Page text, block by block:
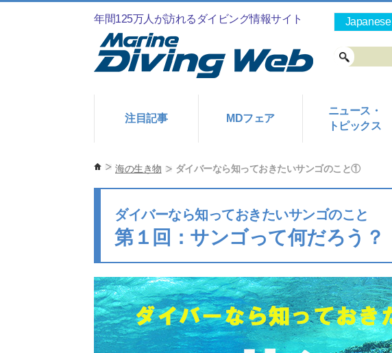
年間125万人が訪れるダイビング情報サイト
注目記事 MDフェア
ニュース・
トピックス
Japanese
海の生き物 ダイバーなら知っておきたいサンゴのこと①
ダイバーなら知っておきたいサンゴのこと
第１回：サンゴって何だろう？